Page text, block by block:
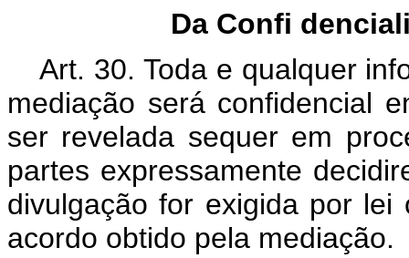
Da Confi
Art. 30. Toda e qualquer
mediação será confidencial
ser revelada sequer em
partes expressamente
divulgação for exigida por lei
acordo obtido pela mediação.